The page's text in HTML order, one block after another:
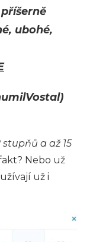
ubohé,
stupňů a až 15
Nebo už
už i